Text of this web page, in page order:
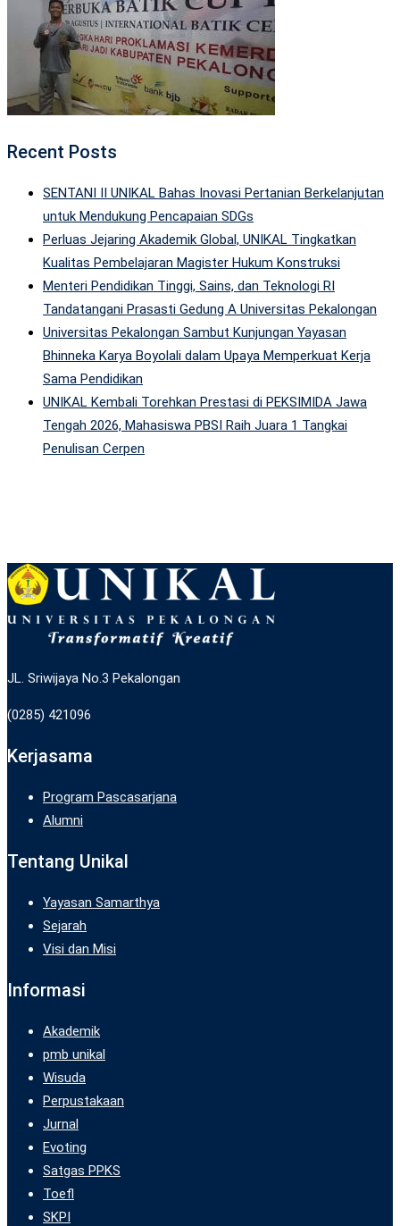
Recent Posts
SENTANI II UNIKAL Bahas Inovasi Pertanian Berkelanjutan
untuk Mendukung Pencapaian SDGs
Perluas Jejaring Akademik Global, UNIKAL Tingkatkan
Kualitas Pembelajaran Magister Hukum Konstruksi
Menteri Pendidikan Tinggi, Sains, dan Teknologi RI
Tandatangani Prasasti Gedung A Universitas Pekalongan
Universitas Pekalongan Sambut Kunjungan Yayasan
Bhinneka Karya Boyolali dalam Upaya Memperkuat Kerja
Sama Pendidikan
UNIKAL Kembali Torehkan Prestasi di PEKSIMIDA Jawa
Tengah 2026, Mahasiswa PBSI Raih Juara 1 Tangkai
Penulisan Cerpen
JL. Sriwijaya No.3 Pekalongan
(0285) 421096
Kerjasama
Program Pascasarjana
Alumni
Tentang Unikal
Yayasan Samarthya
Sejarah
Visi dan Misi
Informasi
Akademik
pmb unikal
Wisuda
Perpustakaan
Jurnal
Evoting
Satgas PPKS
Toefl
SKPI